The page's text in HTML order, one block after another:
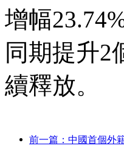
增幅
同期提升2
續釋放。